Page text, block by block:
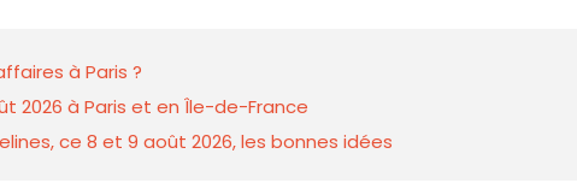
à Paris ?
2026 à Paris et en Île-de-France
ce 8 et 9 août 2026, les bonnes idées